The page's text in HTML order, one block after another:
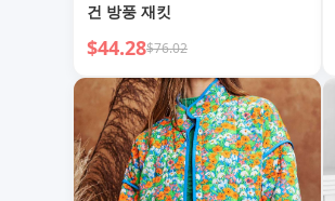
건 방풍 재킷
$44.28$76.02